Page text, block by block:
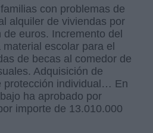
con problemas de
alquiler de viviendas por
euros. Incremento del
escolar para el
de becas al comedor de
Adquisición de
protección individual… En
ha aprobado por
importe de 13.010.000